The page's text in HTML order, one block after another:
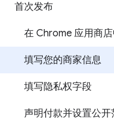
首次发布
在 Chrome 应用商
填写您的商家信息
填写隐私权字段
声明付款并设置公开